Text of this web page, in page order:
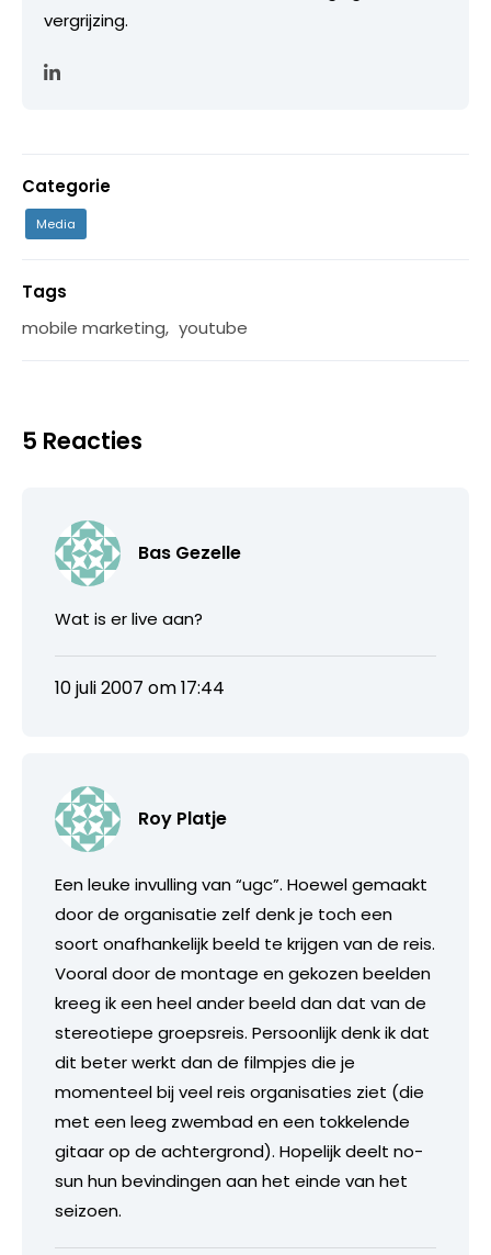
vergrijzing.
Categorie
Media
Tags
mobile marketing, youtube
5 Reacties
Bas Gezelle
Wat is er live aan?
10 juli 2007 om 17:44
Roy Platje
Een leuke invulling van “ugc”. Hoewel gemaakt
door de organisatie zelf denk je toch een
soort onafhankelijk beeld te krijgen van de reis.
Vooral door de montage en gekozen beelden
kreeg ik een heel ander beeld dan dat van de
stereotiepe groepsreis. Persoonlijk denk ik dat
dit beter werkt dan de filmpjes die je
momenteel bij veel reis organisaties ziet (die
met een leeg zwembad en een tokkelende
gitaar op de achtergrond). Hopelijk deelt no-
sun hun bevindingen aan het einde van het
seizoen.